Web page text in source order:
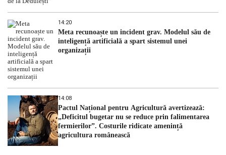
14:20
Meta recunoaște un incident grav. Modelul său de
inteligență artificială a spart sistemul unei
organizații
14:08
Pactul Național pentru Agricultură avertizează:
„Deficitul bugetar nu se reduce prin falimentarea
fermierilor”. Costurile ridicate amenință
agricultura românească